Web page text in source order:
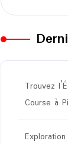
Trouvez
Course à